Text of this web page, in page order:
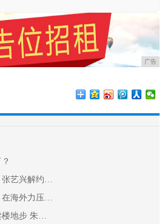
广告
杨超越代言寿命太短？张艺兴解约杨天真
低调的中国空调冠军：在海外力压格力美
昔日游戏巨头沦落到卖楼地步 朱俊也想